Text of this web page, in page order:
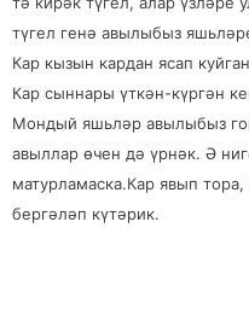
түгел генә авылыбыз
Кар кызын кардан ясап
Кар сыннары үткән-күргән
Мондый яшьләр авылыбыз
авыллар өчен дә үрнәк. Ә
матурламаска.Кар явып
бергәләп күтәрик.